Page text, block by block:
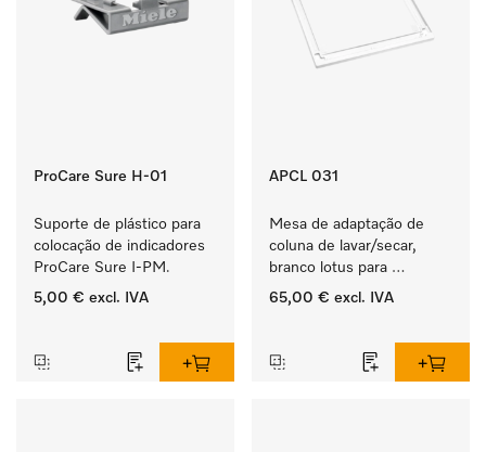
ProCare Sure H-01
Suporte de plástico para
colocação de indicadores
ProCare Sure I-PM.
5,00 € excl. IVA
APCL 031
Mesa de adaptação de
coluna de lavar/secar,
branco lotus para
instalação segura e em
65,00 € excl. IVA